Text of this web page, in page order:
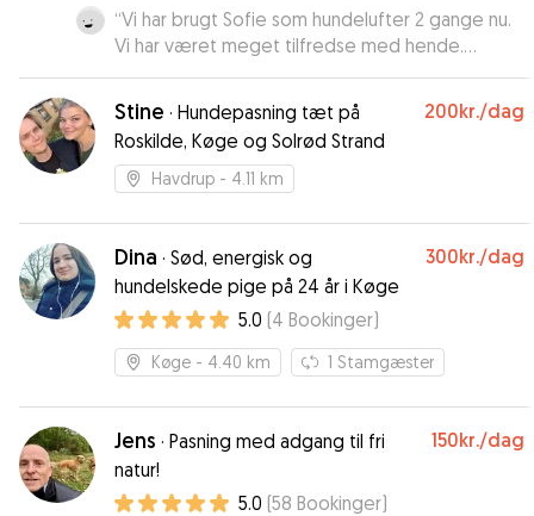
“Vi har brugt Sofie som hundelufter 2 gange nu.
Vi har været meget tilfredse med hende.
Meget sød og ikke et ord om at det pjaskede
ned da hun skulle gå med skipper. 5 MEGA
STJERNER”
Stine · Hundepasning tæt på
Roskilde, Køge og Solrød Strand
200kr./dag
Havdrup - 4.11 km
Dina · Sød, energisk og
hundelskede pige på 24 år i Køge
300kr./dag
5.0 (4 Bookinger)
Køge - 4.40 km 1 Stamgæster
Jens · Pasning med adgang til fri
natur!
150kr./dag
5.0 (58 Bookinger)